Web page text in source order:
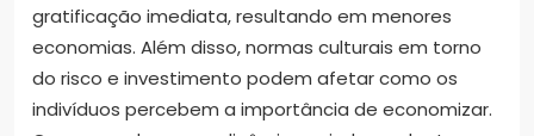
gratificação imediata, resultando em menores
economias. Além disso, normas culturais em torno
do risco e investimento podem afetar como os
indivíduos percebem a importância de economizar.